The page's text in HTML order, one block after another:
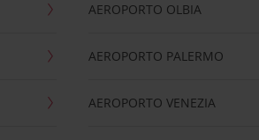
AEROPORTO OLBIA
AEROPORTO PALERMO
AEROPORTO VENEZIA